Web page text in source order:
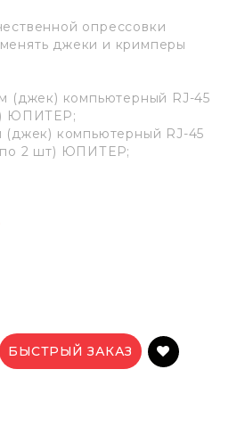
опрессовки
джеки и кримперы
(джек) компьютерный RJ-45
ЮПИТЕР;
(джек) компьютерный RJ-45
2 шт) ЮПИТЕР;
БЫСТРЫЙ ЗАКАЗ